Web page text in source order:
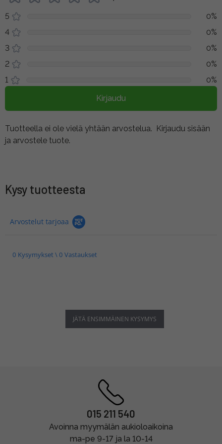
5
0%
4
0%
3
0%
2
0%
1
0%
Kirjaudu
Tuotteella ei ole vielä yhtään arvostelua. Kirjaudu sisään
ja arvostele tuote.
Kysy tuotteesta
Arvostelut tarjoaa
0 Kysymykset \ 0 Vastaukset
JÄTÄ ENSIMMÄINEN KYSYMYS
015 211 540
Avoinna myymälän aukioloaikoina
ma-pe 9-17 ja la 10-14